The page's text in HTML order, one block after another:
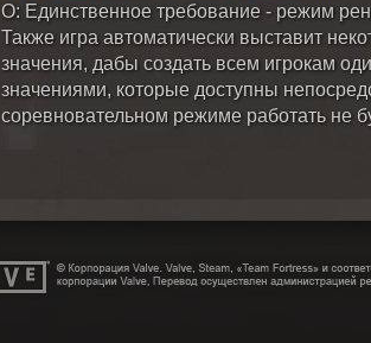
О: Единственное требование - режим
Также игра автоматически выставит
значения, дабы создать всем игрокам
значениями, которые доступны
соревновательном режиме работать не